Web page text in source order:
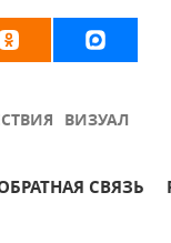
ВИЗУАЛ
СВЯЗЬ